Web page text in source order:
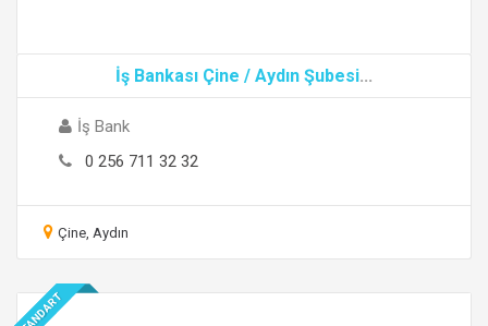
İş Bankası Çine / Aydın Şubesi...
İş Bank
0 256 711 32 32
Çine, Aydın